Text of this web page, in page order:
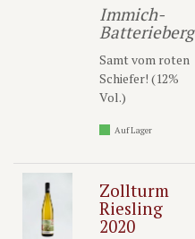
Immich-
Batterieberg
Samt vom roten
Schiefer! (12%
Vol.)
Auf Lager
Zollturm
Riesling
2020